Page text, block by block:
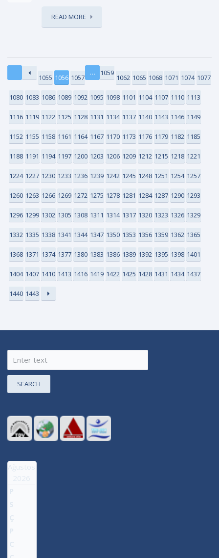
READ MORE
1055 1056 1057
… 1059
1062 1065 1068 1071 1074 1077
1080 1083 1086 1089 1092 1095 1098 1101 1104 1107 1110 1113
1116 1119 1122 1125 1128 1131 1134 1137 1140 1143 1146 1149
1152 1155 1158 1161 1164 1167 1170 1173 1176 1179 1182 1185
1188 1191 1194 1197 1200 1203 1206 1209 1212 1215 1218 1221
1224 1227 1230 1233 1236 1239 1242 1245 1248 1251 1254 1257
1260 1263 1266 1269 1272 1275 1278 1281 1284 1287 1290 1293
1296 1299 1302 1305 1308 1311 1314 1317 1320 1323 1326 1329
1332 1335 1338 1341 1344 1347 1350 1353 1356 1359 1362 1365
1368 1371 1374 1377 1380 1383 1386 1389 1392 1395 1398 1401
1404 1407 1410 1413 1416 1419 1422 1425 1428 1431 1434 1437
1440 1443
SEARCH
Ağustos
2026
P
S
Ç
P
C